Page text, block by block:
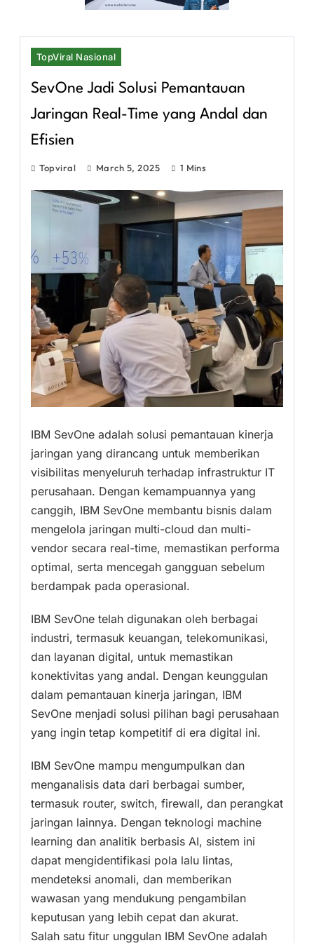
TopViral Nasional
SevOne Jadi Solusi Pemantauan
Jaringan Real-Time yang Andal dan
Efisien
Topviral March 5, 2025 1 Mins
IBM SevOne adalah solusi pemantauan kinerja
jaringan yang dirancang untuk memberikan
visibilitas menyeluruh terhadap infrastruktur IT
perusahaan. Dengan kemampuannya yang
canggih, IBM SevOne membantu bisnis dalam
mengelola jaringan multi-cloud dan multi-
vendor secara real-time, memastikan performa
optimal, serta mencegah gangguan sebelum
berdampak pada operasional.
IBM SevOne telah digunakan oleh berbagai
industri, termasuk keuangan, telekomunikasi,
dan layanan digital, untuk memastikan
konektivitas yang andal. Dengan keunggulan
dalam pemantauan kinerja jaringan, IBM
SevOne menjadi solusi pilihan bagi perusahaan
yang ingin tetap kompetitif di era digital ini.
IBM SevOne mampu mengumpulkan dan
menganalisis data dari berbagai sumber,
termasuk router, switch, firewall, dan perangkat
jaringan lainnya. Dengan teknologi machine
learning dan analitik berbasis AI, sistem ini
dapat mengidentifikasi pola lalu lintas,
mendeteksi anomali, dan memberikan
wawasan yang mendukung pengambilan
keputusan yang lebih cepat dan akurat.
Salah satu fitur unggulan IBM SevOne adalah